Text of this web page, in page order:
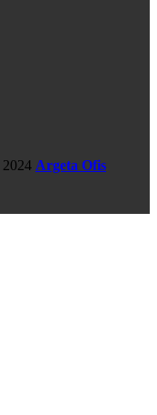
2024 Argeta Ofis